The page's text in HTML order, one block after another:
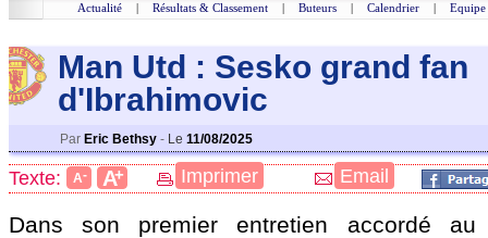
Actualité | Résultats & Classement | Buteurs | Calendrier | Equipe
Man Utd : Sesko grand fan
d'Ibrahimovic
Par Eric Bethsy - Le 11/08/2025
Texte: A- A+ Imprimer Email
Dans son premier entretien accordé